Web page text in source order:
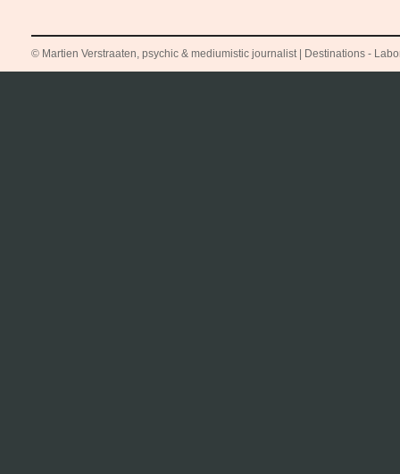
© Martien Verstraaten, psychic & mediumistic journalist | Destinations -